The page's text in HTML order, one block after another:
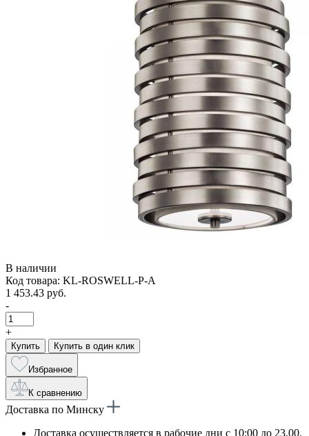
В наличии
Код товара: KL-ROSWELL-P-A
1 453.43 руб.
-
+
Купить Купить в один клик
Избранное
К сравнению
Доставка по Минску
Доставка осуществляется в рабочие дни с 10:00 до 23.00.